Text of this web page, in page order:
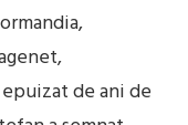
de ani de